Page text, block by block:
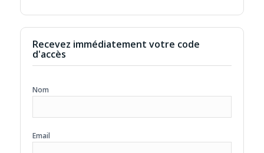
Recevez immédiatement votre code
d'accès
Nom
Email